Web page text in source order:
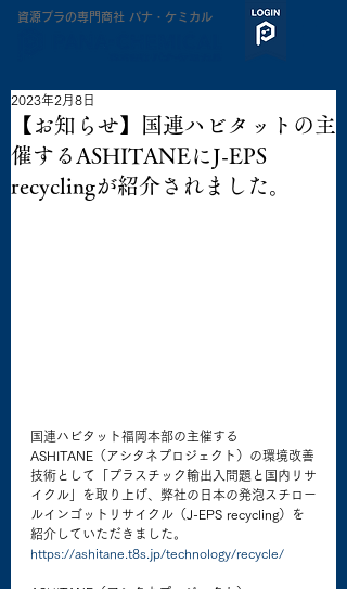
​資源プラの専門商社 パナ・ケミカル
【お知らせ】国連ハビタットの主
催するASHITANEにJ-EPS
recyclingが紹介されました。
2023年2月8日
国連ハビタット福岡本部の主催する
ASHITANE（アシタネプロジェクト）の環境改善
技術として「プラスチック輸出入問題と国内リサ
イクル」を取り上げ、弊社の日本の発泡スチロー
ルインゴットリサイクル（J-EPS recycling）を
紹介していただきました。
https://ashitane.t8s.jp/technology/recycle/